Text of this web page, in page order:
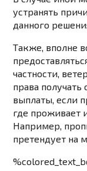
устранять
данного
Также, вполне
частности,
права
выплаты, если
где проживает
Например,
претендует на